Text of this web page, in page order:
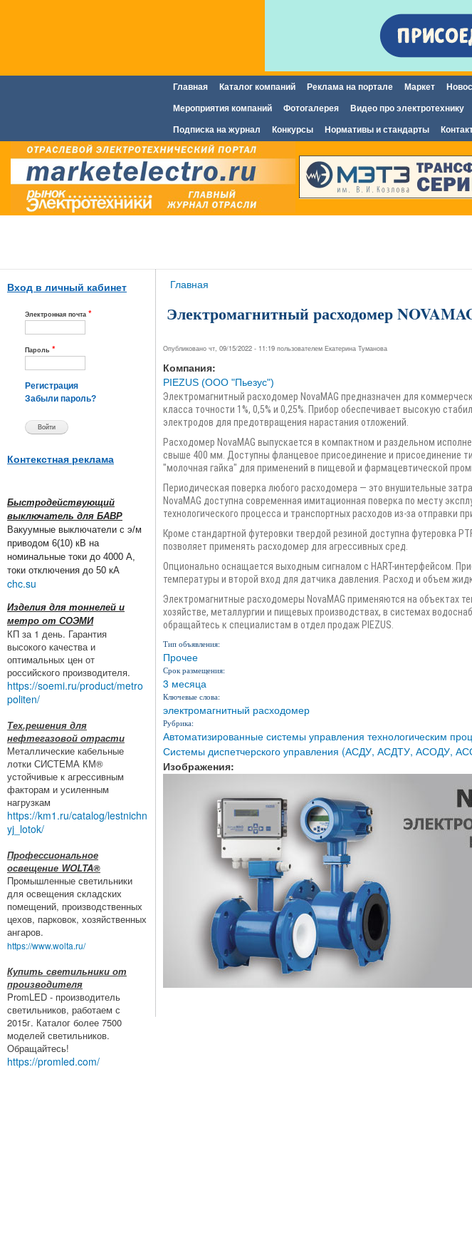
Главное меню
Главная Каталог компаний Реклама на портале Маркет
Мероприятия компаний Фотогалерея Видео про электротехнику
Подписка на журнал Конкурсы Нормативы и стандарты
Вход в личный кабинет
Электронная почта *
Пароль *
Регистрация
Забыли пароль?
Контекстная реклама
Быстродействующий
выключатель для БАВР
Вакуумные выключатели с э/м
приводом 6(10) кВ на
номинальные токи до 4000 А,
токи отключения до 50 кА
chc.su
Изделия для тоннелей и
метро от СОЭМИ
КП за 1 день. Гарантия
высокого качества и
оптимальных цен от
российского производителя.
https://soemi.ru/product/metro
politen/
Тех.решения для
нефтегазовой отрасти
Металлические кабельные
лотки СИСТЕМА КМ®
устойчивые к агрессивным
факторам и усиленным
нагрузкам
https://km1.ru/catalog/lestnichn
yj_lotok/
Профессиональное
освещение WOLTA®
Промышленные светильники
для освещения складских
помещений, производственных
цехов, парковок, хозяйственных
ангаров.
https://www.wolta.ru/
Купить светильники от
производителя
PromLED - производитель
светильников, работаем с
2015г. Каталог более 7500
моделей светильников.
Обращайтесь!
https://promled.com/
Вы здесь
Главная
Электромагнитный расходомер
Опубликовано чт, 09/15/2022 - 11:19 пользователем Екатерина Туманова
Компания:
PIEZUS (ООО "Пьезус")
Электромагнитный расходомер NovaMAG предназначен для
класса точности 1%, 0,5% и 0,25%. Прибор обеспечивает высокую
электродов для предотвращения нарастания отложений.
Расходомер NovaMAG выпускается в компактном и раздельном
свыше 400 мм. Доступны фланцевое присоединение и присоединение
"молочная гайка" для применений в пищевой и фармацевтической
Периодическая поверка любого расходомера — это внушительные
NovaMAG доступна современная имитационная поверка по месту
технологического процесса и транспортных расходов из-за отправки
Кроме стандартной футеровки твердой резиной доступна футеровка
позволяет применять расходомер для агрессивных сред.
Опционально оснащается выходным сигналом с HART-интерфейсом.
температуры и второй вход для датчика давления. Расход и объем
Электромагнитные расходомеры NovaMAG применяются на объектах
хозяйстве, металлургии и пищевых производствах, в системах
обращайтесь к специалистам в отдел продаж PIEZUS.
Тип объявления:
Прочее
Срок размещения:
3 месяца
Ключевые слова:
электромагнитный расходомер
Рубрика:
Автоматизированные системы управления технологическим
Системы диспетчерского управления (АСДУ, АСДТУ, АСОДУ,
Изображения: